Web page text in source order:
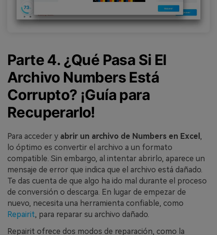
Parte 4. ¿Qué Pasa Si El
Archivo Numbers Está
Corrupto? ¡Guía para
Recuperarlo!
Para acceder y abrir un archivo de Numbers en Excel ,
lo óptimo es convertir el archivo a un formato
compatible. Sin embargo, al intentar abrirlo, aparece un
mensaje de error que indica que el archivo está dañado.
Te das cuenta de que algo ha ido mal durante el proceso
de conversión o descarga. En lugar de empezar de
nuevo, necesita una herramienta confiable, como
Repairit, para reparar su archivo dañado.
Repairit ofrece dos modos de reparación, como la